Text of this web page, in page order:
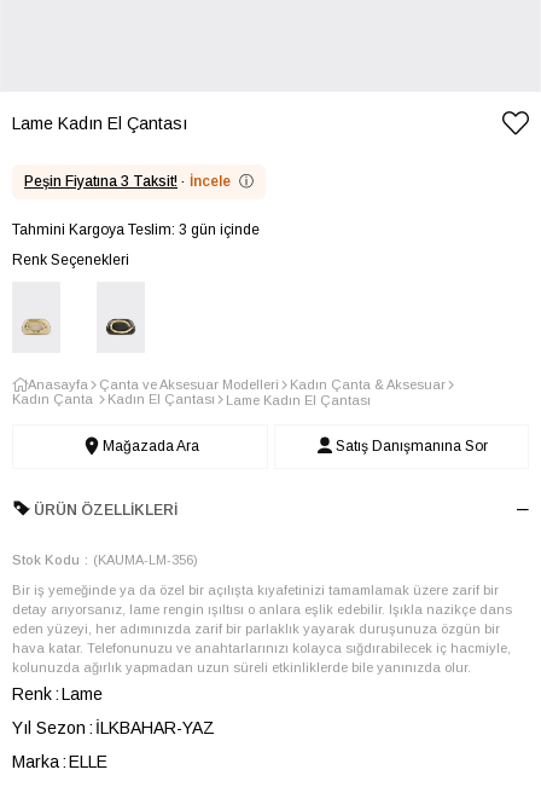
Lame Kadın El Çantası
Peşin Fiyatına 3 Taksit! · İncele ⓘ
Tahmini Kargoya Teslim: 3 gün içinde
Renk Seçenekleri
Anasayfa Çanta ve Aksesuar Modelleri
Kadın Çanta & Aksesuar
Kadın Çanta
Kadın El Çantası Lame Kadın El Çantası
Mağazada Ara Satış Danışmanına Sor
ÜRÜN ÖZELLIKLERI
Stok Kodu (KAUMA-LM-356)
Bir iş yemeğinde ya da özel bir açılışta kıyafetinizi tamamlamak üzere zarif bir
detay arıyorsanız, lame rengin ışıltısı o anlara eşlik edebilir. Işıkla nazikçe dans
eden yüzeyi, her adımınızda zarif bir parlaklık yayarak duruşunuza özgün bir
hava katar. Telefonunuzu ve anahtarlarınızı kolayca sığdırabilecek iç hacmiyle,
kolunuzda ağırlık yapmadan uzun süreli etkinliklerde bile yanınızda olur.
Renk Lame
Yıl Sezon
İLKBAHAR-YAZ
Marka ELLE